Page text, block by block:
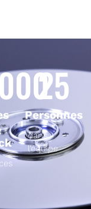
Personnes
25
dans
l’équipe